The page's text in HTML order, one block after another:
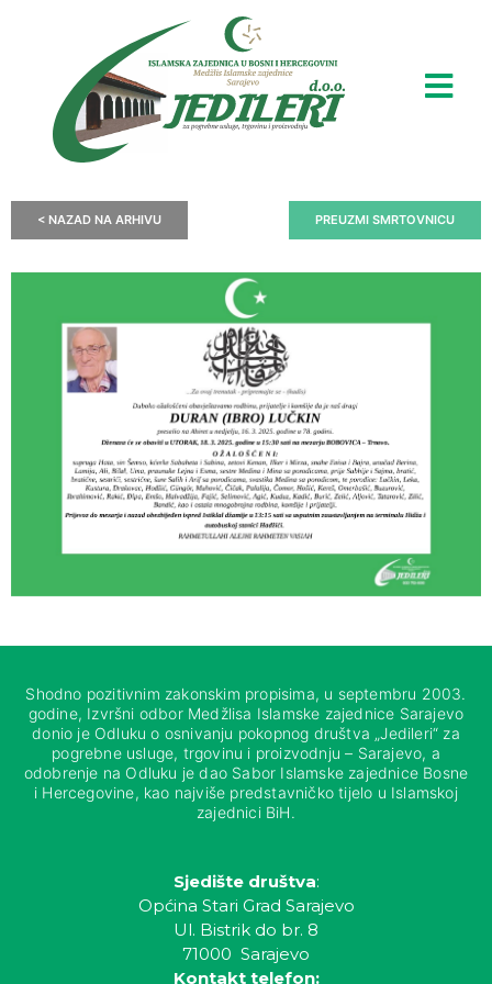
< NAZAD NA ARHIVU PREUZMI SMRTOVNICU
Shodno pozitivnim zakonskim propisima, u septembru 2003.
godine, Izvršni odbor Medžlisa Islamske zajednice Sarajevo
donio je Odluku o osnivanju pokopnog društva „Jedileri“ za
pogrebne usluge, trgovinu i proizvodnju – Sarajevo, a
odobrenje na Odluku je dao Sabor Islamske zajednice Bosne
i Hercegovine, kao najviše predstavničko tijelo u Islamskoj
zajednici BiH.
Sjedište društva:
Općina Stari Grad Sarajevo
Ul. Bistrik do br. 8
71000 Sarajevo
Kontakt telefon: